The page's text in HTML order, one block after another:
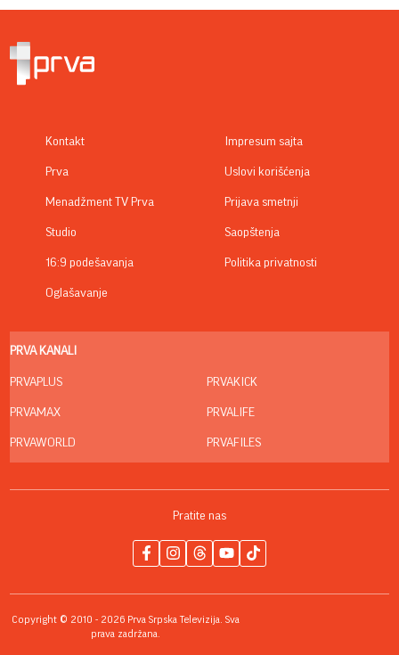
Kontakt
Prva
Menadžment TV Prva
Studio
16:9 podešavanja
Oglašavanje
Impresum sajta
Uslovi korišćenja
Prijava smetnji
Saopštenja
Politika privatnosti
PRVA KANALI
PRVAPLUS
PRVAMAX
PRVAWORLD
PRVAKICK
PRVALIFE
PRVAFILES
Pratite nas
Copyright © 2010 - 2026 Prva Srpska Televizija. Sva
prava zadržana.